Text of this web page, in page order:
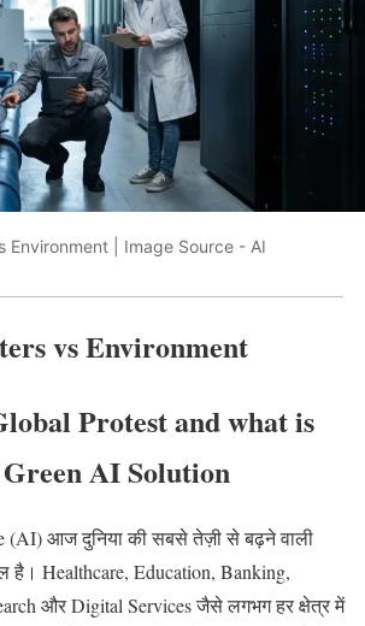
Environment | Image Source - AI
vs Environment
Protest and what is
AI Solution
(AI) आज दुनिया की सबसे तेज़ी से बढ़ने वाली
है। Healthcare, Education, Banking,
और Digital Services जैसे लगभग हर क्षेत्र में